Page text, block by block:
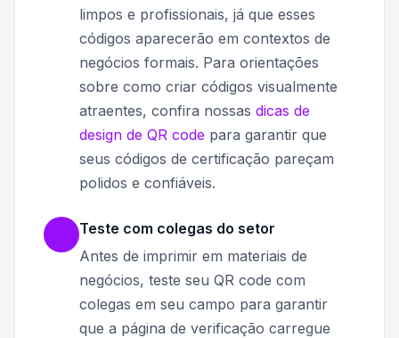
limpos e profissionais, já que esses
códigos aparecerão em contextos de
negócios formais. Para orientações
sobre como criar códigos visualmente
atraentes, confira nossas dicas de
design de QR code para garantir que
seus códigos de certificação pareçam
polidos e confiáveis.
Teste com colegas do setor
Antes de imprimir em materiais de
negócios, teste seu QR code com
colegas em seu campo para garantir
que a página de verificação carregue